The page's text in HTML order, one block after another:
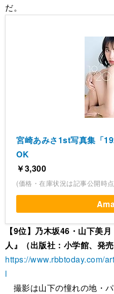
だ。
宮崎あみさ1st写真集「
OK
￥3,300
(価格・在庫状況は記事公開時
【9位】乃木坂46・山下美
人』（出版社：小学館、発
https://www.rbbtoday.com/
l
撮影は山下の憧れの地・